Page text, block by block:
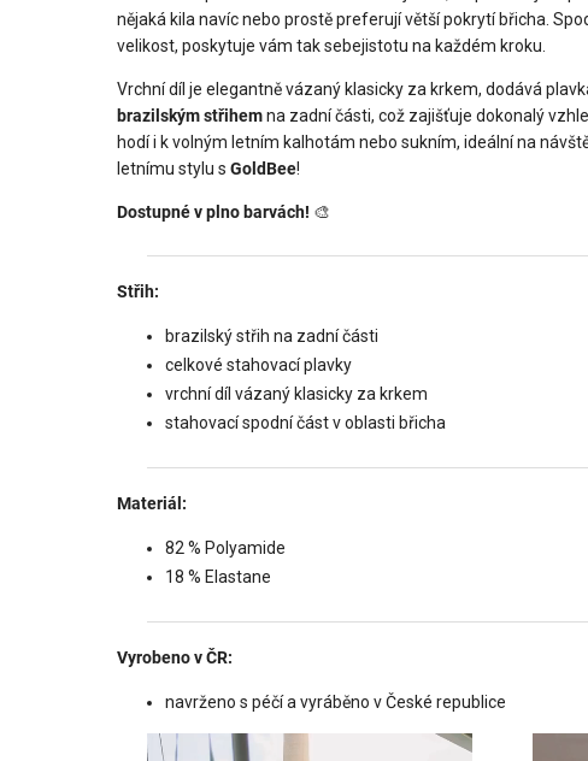
nějaká kila navíc nebo prostě preferují větší pokrytí břicha.
velikost, poskytuje vám tak sebejistotu na každém kroku.
Vrchní díl je elegantně vázaný klasicky za krkem, dodává
brazilským střihemna zadní části, což zajišťuje dokonalý
hodí i k volným letním kalhotám nebo sukním, ideální na
letnímu stylu s GoldBee!
Dostupné v plno barvách! 🎨
Střih:
brazilský střih na zadní části
celkové stahovací plavky
vrchní díl vázaný klasicky za krkem
stahovací spodní část v oblasti břicha
Materiál:
82 % Polyamide
18 % Elastane
Vyrobeno v ČR:
navrženo s péčí a vyráběno v České republice